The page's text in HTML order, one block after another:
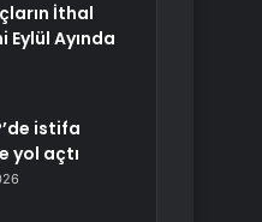
İthal
Ayında
istifa
yol açtı